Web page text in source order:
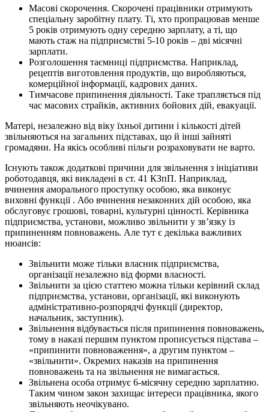
Масові скорочення. Скорочені працівники отримують
спеціальну заробітну плату. Ті, хто пропрацював менше
5 років отримують одну середню зарплату, а ті, що
мають стаж на підприємстві 5-10 років – дві місячні
зарплати.
Розголошення таємниці підприємства. Наприклад,
рецептів виготовлення продуктів, що виробляються,
комерційної інформації, кадрових даних.
Тимчасове припинення діяльності. Таке трапляється під
час масових страйків, активних бойових дій, евакуації.
Матері, незалежно від віку їхньої дитини і кількості дітей
звільняються на загальних підставах, що й інші зайняті
громадяни. На якісь особливі пільги розраховувати не варто.
Існують також додаткові причини для звільнення з ініціативи
роботодавця, які викладені в ст. 41 КЗпП. Наприклад,
вчинення аморального проступку особою, яка виконує
виховні функції . Або вчинення незаконних дій особою, яка
обслуговує грошові, товарні, культурні цінності. Керівника
підприємства, установи, можливо звільнити у зв’язку із
припиненням повноважень. Але тут є декілька важливих
нюансів:
Звільнити може тільки власник підприємства,
організації незалежно від форми власності.
Звільнити за цією статтею можна тільки керівний склад
підприємства, установи, організації, які виконують
адміністративно-розпорядчі функції (директор,
начальник, заступник).
Звільнення відбувається після припинення повноважень,
тому в наказі першим пунктом прописується підстава –
«припинити повноваження», а другим пунктом –
«звільнити». Окремих наказів на припинення
повноважень та на звільнення не вимагається.
Звільнена особа отримує 6-місячну середню зарплатню.
Таким чином закон захищає інтереси працівника, якого
звільняють неочікувано.